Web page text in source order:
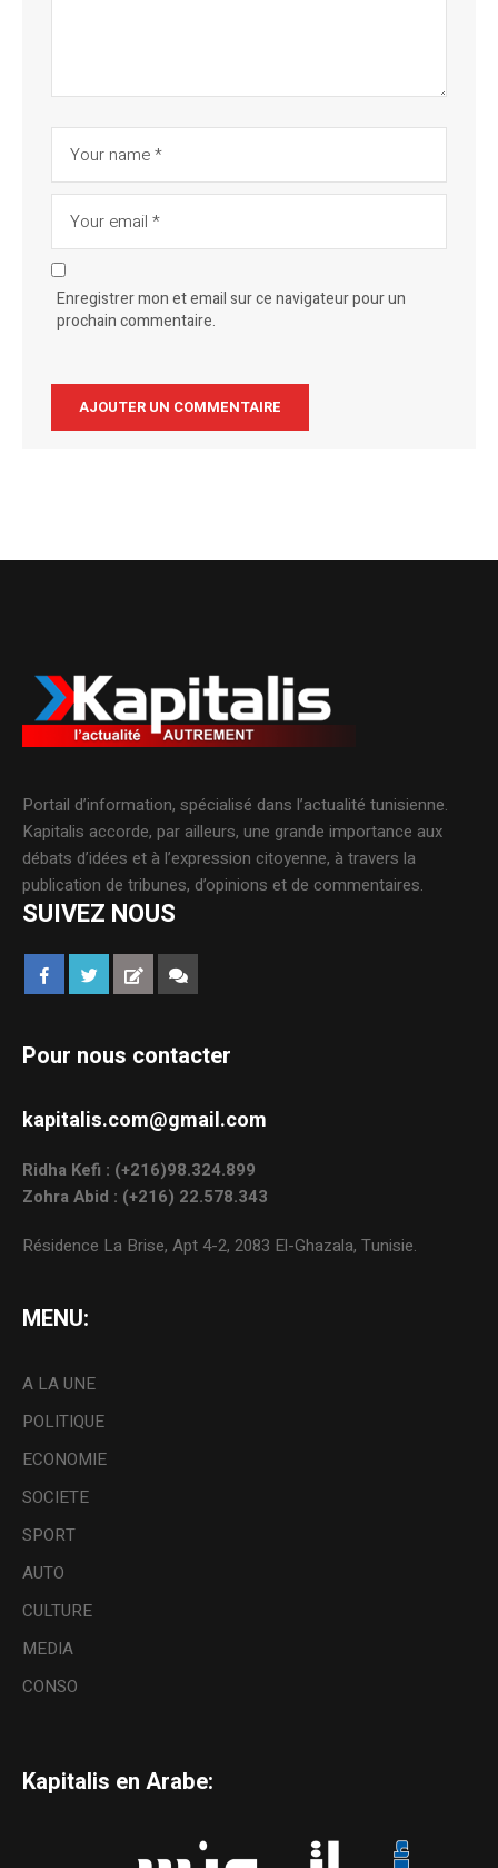
Enregistrer mon et email sur ce navigateur pour un
prochain commentaire.
Portail d’information, spécialisé dans l’actualité tunisienne.
Kapitalis accorde, par ailleurs, une grande importance aux
débats d’idées et à l’expression citoyenne, à travers la
publication de tribunes, d’opinions et de commentaires.
SUIVEZ NOUS
Pour nous contacter
kapitalis.com@gmail.com
Ridha Kefi : (+216)98.324.899
Zohra Abid : (+216) 22.578.343
Résidence La Brise, Apt 4-2, 2083 El-Ghazala, Tunisie.
MENU:
A LA UNE
POLITIQUE
ECONOMIE
SOCIETE
SPORT
AUTO
CULTURE
MEDIA
CONSO
Kapitalis en Arabe: